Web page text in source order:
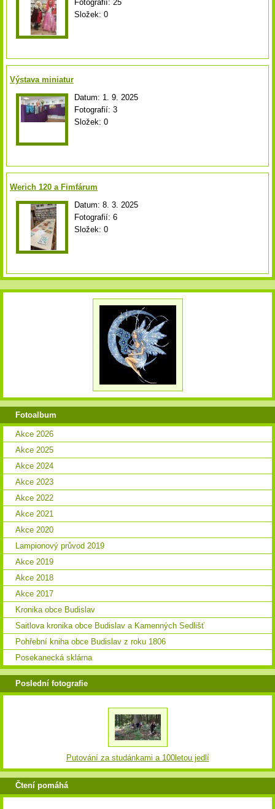
Fotografií: 25
Složek: 0
Výstava miniatur
Datum: 1. 9. 2025
Fotografií: 3
Složek: 0
Werich 120 a Fimfárum
Datum: 8. 3. 2025
Fotografií: 6
Složek: 0
Fotoalbum
Akce 2026
Akce 2025
Akce 2024
Akce 2023
Akce 2022
Akce 2021
Akce 2020
Lampionový průvod 2019
Akce 2019
Akce 2018
Akce 2017
Kronika obce Budislav
Saitlova kronika obce Budislav a Kamenných Sedlišť
Pohřební kniha obce Budislav z roku 1806
Posekanecká sklárna
Poslední fotografie
Putování za studánkami a 100letou jedlí
Čtení pomáhá